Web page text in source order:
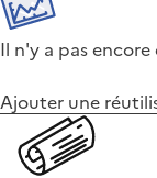
Il n'y a pas
Ajouter une